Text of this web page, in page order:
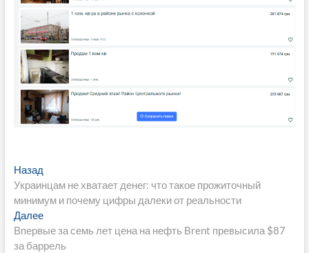
Навигация
по
записям
НазадПредыдущая
запись:
Украинцам не хватает денег: что такое прожиточный
минимум и почему цифры далеки от реальности
ДалееСледующая
запись:
Впервые за семь лет цена на нефть Brent превысила $87
за баррель